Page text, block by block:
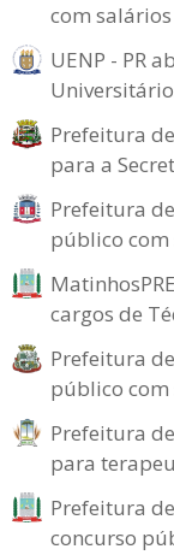
com salários
UENP - PR
Prefeitura
para a
Prefeitura
público com
cargos de
Prefeitura
público com
Prefeitura
para
Prefeitura
concurso